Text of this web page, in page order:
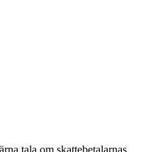
tala om skattebetalarnas